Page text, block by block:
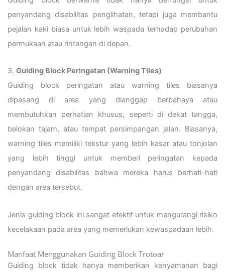
penyandang disabilitas penglihatan, tetapi juga membantu
pejalan kaki biasa untuk lebih waspada terhadap perubahan
permukaan atau rintangan di depan.
3. Guiding Block Peringatan (Warning Tiles)
Guiding block peringatan atau warning tiles biasanya
dipasang di area yang dianggap berbahaya atau
membutuhkan perhatian khusus, seperti di dekat tangga,
belokan tajam, atau tempat persimpangan jalan. Biasanya,
warning tiles memiliki tekstur yang lebih kasar atau tonjolan
yang lebih tinggi untuk memberi peringatan kepada
penyandang disabilitas bahwa mereka harus berhati-hati
dengan area tersebut.
Jenis guiding block ini sangat efektif untuk mengurangi risiko
kecelakaan pada area yang memerlukan kewaspadaan lebih.
Manfaat Menggunakan Guiding Block Trotoar
Guiding block tidak hanya memberikan kenyamanan bagi